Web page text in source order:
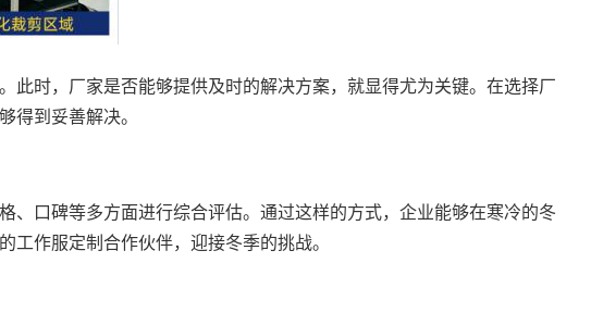
时，厂家是否能够提供及时的解决方案，就显得尤为关键。在选择厂
得到妥善解决。
口碑等多方面进行综合评估。通过这样的方式，企业能够在寒冷的冬
作服定制合作伙伴，迎接冬季的挑战。